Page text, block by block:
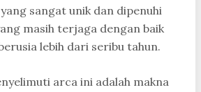
sangat unik dan dipenuhi
masih terjaga dengan baik
lebih dari seribu tahun.
arca ini adalah makna